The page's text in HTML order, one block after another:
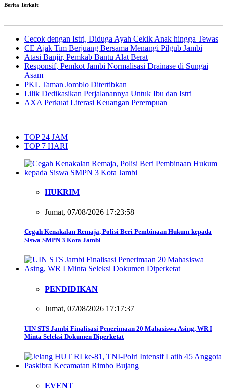
Berita Terkait
Cecok dengan Istri, Diduga Ayah Cekik Anak hingga Tewas
CE Ajak Tim Berjuang Bersama Menangi Pilgub Jambi
Atasi Banjir, Pemkab Bantu Alat Berat
Responsif, Pemkot Jambi Normalisasi Drainase di Sungai
Asam
PKL Taman Jomblo Ditertibkan
Lilik Dedikasikan Perjalanannya Untuk Ibu dan Istri
AXA Perkuat Literasi Keuangan Perempuan
TOP 24 JAM
TOP 7 HARI
HUKRIM
Jumat, 07/08/2026 17:23:58
Cegah Kenakalan Remaja, Polisi Beri Pembinaan Hukum kepada
Siswa SMPN 3 Kota Jambi
PENDIDIKAN
Jumat, 07/08/2026 17:17:37
UIN STS Jambi Finalisasi Penerimaan 20 Mahasiswa Asing, WR I
Minta Seleksi Dokumen Diperketat
EVENT